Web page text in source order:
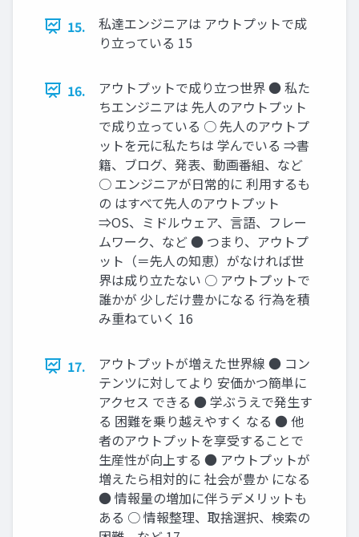
15.
私達エンジニアは アウトプットで成
り立っている 15
16.
アウトプットで成り立つ世界 ● 私た
ちエンジニアは 先人のアウトプット
で成り立っている ○ 先人のアウトプ
ットを元に私たちは 学んでいる ⇒書
籍、ブログ、発表、動画番組、など
○ エンジニアが日常的に 利用するも
の はすべて先人のアウトプット
⇒OS、ミドルウェア、言語、フレー
ムワーク、など ● つまり、アウトプ
ット（＝先人の知恵）がなければ世
界は成り立たない ○ アウトプットで
誰かが 少しだけ豊かになる 行為を積
み重ねていく 16
17.
アウトプットが増えた世界線 ● コン
テンツに対してより 安価かつ簡単に
アクセス できる ● 学ぶうえで発生す
る 困難を乗り越えやすく なる ● 他
者のアウトプットを享受することで
生産性が向上する ● アウトプットが
増えたら相対的に 社会が豊か になる
● 情報量の増加に伴うデメリットも
ある ○ 情報整理、取捨選択、検索の